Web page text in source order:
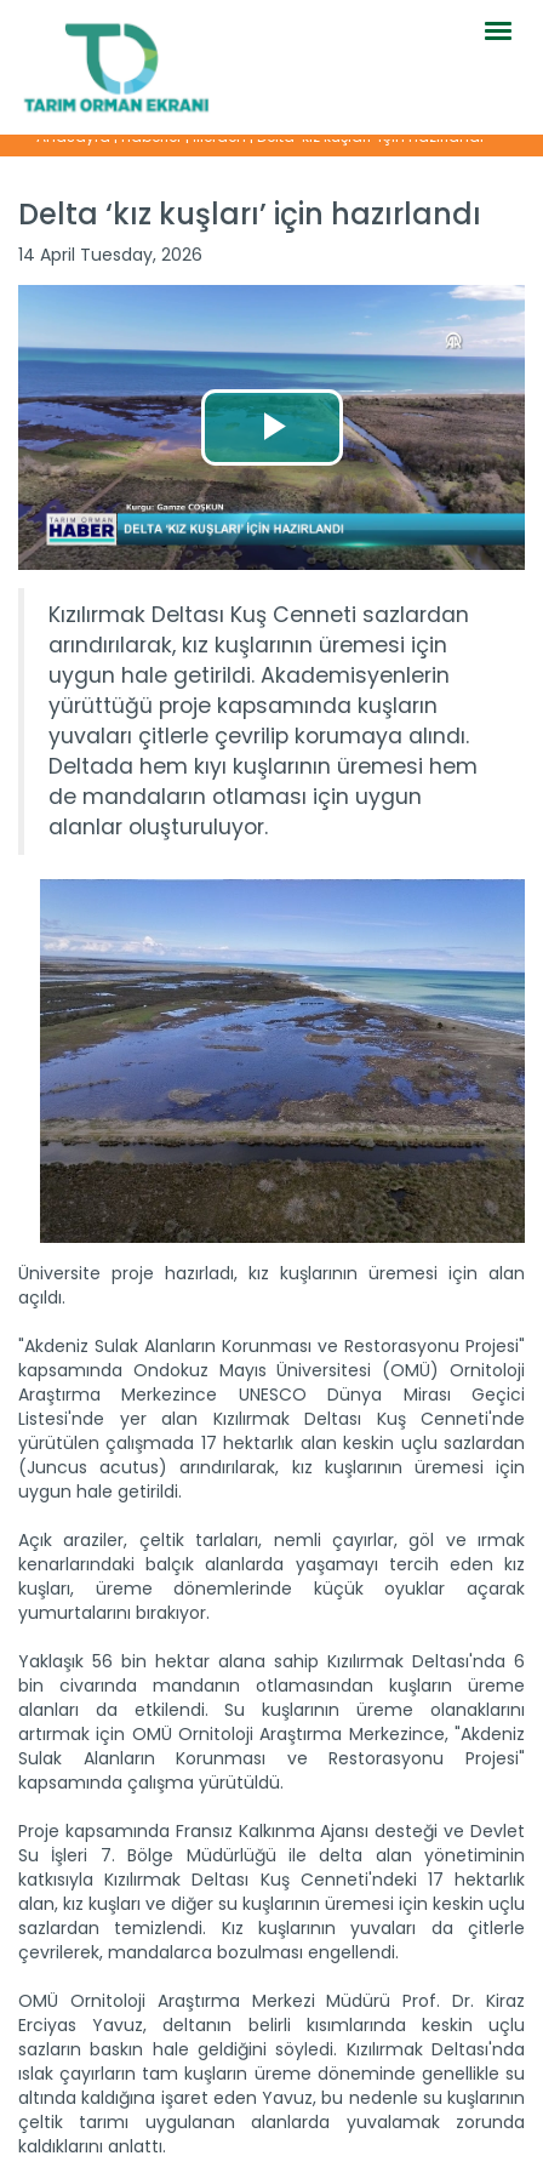
Anasayfa|Haberler|İllerden|Delta ‘kız kuşları’ için hazırlandı
Delta ‘kız kuşları’ için hazırlandı
14 April Tuesday, 2026
Kızılırmak Deltası Kuş Cenneti sazlardan
arındırılarak, kız kuşlarının üremesi için
uygun hale getirildi. Akademisyenlerin
yürüttüğü proje kapsamında kuşların
yuvaları çitlerle çevrilip korumaya alındı.
Deltada hem kıyı kuşlarının üremesi hem
de mandaların otlaması için uygun
alanlar oluşturuluyor.
Üniversite proje hazırladı, kız kuşlarının üremesi için alan
açıldı.
"Akdeniz Sulak Alanların Korunması ve Restorasyonu Projesi"
kapsamında Ondokuz Mayıs Üniversitesi (OMÜ) Ornitoloji
Araştırma Merkezince UNESCO Dünya Mirası Geçici
Listesi'nde yer alan Kızılırmak Deltası Kuş Cenneti'nde
yürütülen çalışmada 17 hektarlık alan keskin uçlu sazlardan
(Juncus acutus) arındırılarak, kız kuşlarının üremesi için
uygun hale getirildi.
Açık araziler, çeltik tarlaları, nemli çayırlar, göl ve ırmak
kenarlarındaki balçık alanlarda yaşamayı tercih eden kız
kuşları, üreme dönemlerinde küçük oyuklar açarak
yumurtalarını bırakıyor.
Yaklaşık 56 bin hektar alana sahip Kızılırmak Deltası'nda 6
bin civarında mandanın otlamasından kuşların üreme
alanları da etkilendi. Su kuşlarının üreme olanaklarını
artırmak için OMÜ Ornitoloji Araştırma Merkezince, "Akdeniz
Sulak Alanların Korunması ve Restorasyonu Projesi"
kapsamında çalışma yürütüldü.
Proje kapsamında Fransız Kalkınma Ajansı desteği ve Devlet
Su İşleri 7. Bölge Müdürlüğü ile delta alan yönetiminin
katkısıyla Kızılırmak Deltası Kuş Cenneti'ndeki 17 hektarlık
alan, kız kuşları ve diğer su kuşlarının üremesi için keskin uçlu
sazlardan temizlendi. Kız kuşlarının yuvaları da çitlerle
çevrilerek, mandalarca bozulması engellendi.
OMÜ Ornitoloji Araştırma Merkezi Müdürü Prof. Dr. Kiraz
Erciyas Yavuz, deltanın belirli kısımlarında keskin uçlu
sazların baskın hale geldiğini söyledi. Kızılırmak Deltası'nda
ıslak çayırların tam kuşların üreme döneminde genellikle su
altında kaldığına işaret eden Yavuz, bu nedenle su kuşlarının
çeltik tarımı uygulanan alanlarda yuvalamak zorunda
kaldıklarını anlattı.